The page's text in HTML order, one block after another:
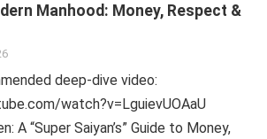
Manhood: Money, Respect &
deep-dive video:
watch?v=LguievUOAaU
A “Super Saiyan’s” Guide to Money,